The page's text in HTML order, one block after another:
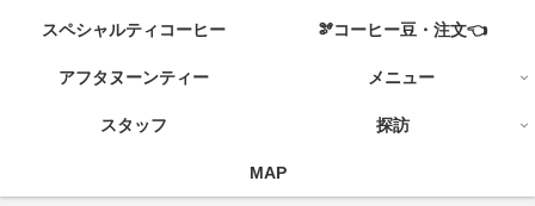
スペシャルティコーヒー 🫘コーヒー豆・注文👈
アフタヌーンティー メニュー
スタッフ 探訪
MAP